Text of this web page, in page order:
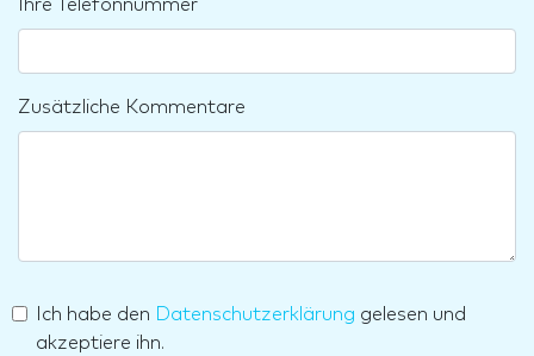
Ihre Telefonnummer
Zusätzliche Kommentare
Ich habe den Datenschutzerklärung gelesen und
akzeptiere ihn.